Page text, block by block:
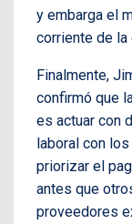
y embarga el
corriente de la
Finalmente,
confirmó que
es actuar con
laboral con
priorizar el
antes que
proveedores